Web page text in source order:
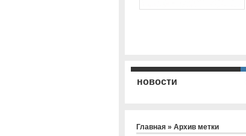
новости
Главная» Архив метки